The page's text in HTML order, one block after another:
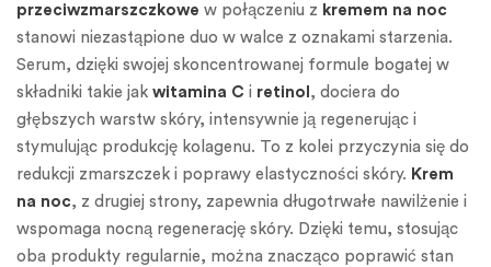
przeciwzmarszczkowe w połączeniu z kremem na noc
stanowi niezastąpione duo w walce z oznakami starzenia.
Serum, dzięki swojej skoncentrowanej formule bogatej w
składniki takie jak witamina C i retinol , dociera do
głębszych warstw skóry, intensywnie ją regenerując i
stymulując produkcję kolagenu. To z kolei przyczynia się do
redukcji zmarszczek i poprawy elastyczności skóry. Krem
na noc, z drugiej strony, zapewnia długotrwałe nawilżenie i
wspomaga nocną regenerację skóry. Dzięki temu, stosując
oba produkty regularnie, można znacząco poprawić stan